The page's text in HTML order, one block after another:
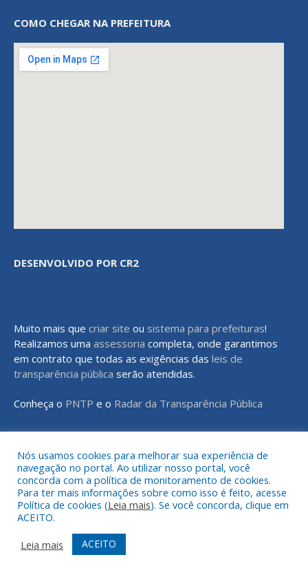
COMO CHEGAR NA PREFEITURA
DESENVOLVIDO POR CR2
Muito mais que criar site ou sistema para prefeituras!
Realizamos uma assessoria completa, onde garantimos
em contrato que todas as exigências das leis de
transparência pública serão atendidas.
Conheça o PNTP e o Radar da Transparência Pública
Todos os direitos reservados a Prefeitura Municipal de Rondon do
Pará
Mapa do Site
Acessar o Webmail
Nós usamos cookies para melhorar sua experiência de
navegação no portal. Ao utilizar nosso portal, você
concorda com a política de monitoramento de cookies.
Para ter mais informações sobre como isso é feito, acesse
Política de cookies (Leia mais). Se você concorda, clique em
ACEITO.
Leia mais
ACEITO